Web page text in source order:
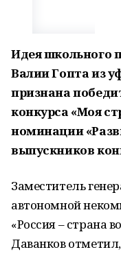
Идея школьного
Валии Гопта из
признана
конкурса «Моя
номинации
выпускников
Заместитель
автономной
«Россия – страна
Даванков